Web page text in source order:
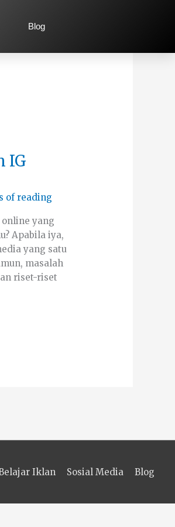
Blog
IG
of reading
yang
Apabila iya,
yang satu
masalah
riset-riset
Iklan Sosial Media Blog